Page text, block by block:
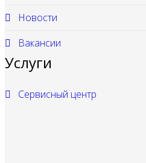
Новости
Вакансии
Услуги
Сервисный центр